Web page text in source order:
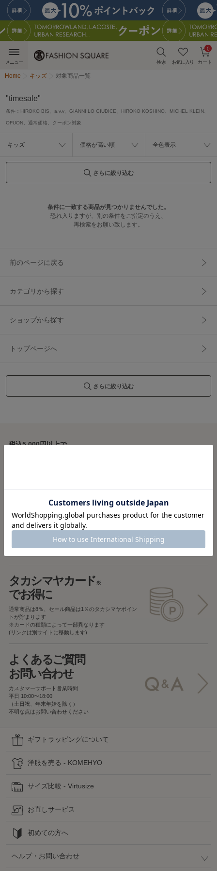
検索 お気に入り カート
0
メニュー
Home キッズ 対象商品一覧
"timesale"
条件： HIROKO BIS、a.v.v、GIANNI LO GIUDICE、HIROKO KOSHINO、MICHEL KLEIN、
OFUON、通常価格、クーポン対象
キッズ 価格が高い順 全色表示
さらに絞り込む
条件に一致する商品が見つかりませんでした。
恐れ入りますが、別の条件をご指定のうえ、
再検索をお願い致します。
前のページに戻る
カテゴリから探す
ショップから探す
トップページへ
さらに絞り込む
税込5,000円以上で
返品OK
お届け後7日以内の場合
タカシマヤカード※
でお得に
通常商品は8％、セール商品は1％のタカシマヤポイン
トが貯まります
※カードの種類によって一部異なります
(リンクは別サイトに移動します)
よくあるご質問
お問い合わせ
カスタマーサポート営業時間
平日 10:00〜18:00
（土日祝、年末年始を除く）
不明な点はお問い合わせください
ギフトラッピングについて
洋服を売る - KOMEHYO
サイズ比較 - Virtusize
お直しサービス
初めての方へ
ヘルプ・お問い合わせ